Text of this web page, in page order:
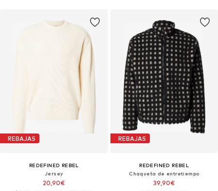
REBAJAS
REDEFINED REBEL
Jersey
20,90€
REBAJAS
REDEFINED REBEL
Chaqueta de entretiempo
39,90€